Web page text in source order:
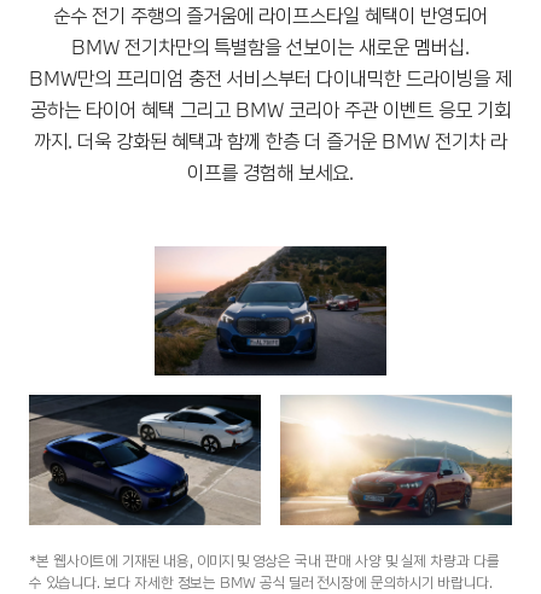
순수 전기 주행의 즐거움에 라이프스타일 혜택이 반영되어
BMW 전기차만의 특별함을 선보이는 새로운 멤버십.
BMW만의 프리미엄 충전 서비스부터 다이내믹한 드라이빙을 제
공하는 타이어 혜택 그리고 BMW 코리아 주관 이벤트 응모 기회
까지. 더욱 강화된 혜택과 함께 한층 더 즐거운 BMW 전기차 라
이프를 경험해 보세요.
*본 웹사이트에 기재된 내용, 이미지 및 영상은 국내 판매 사양 및 실제 차량과 다를
수 있습니다. 보다 자세한 정보는 BMW 공식 딜러 전시장에 문의하시기 바랍니다.